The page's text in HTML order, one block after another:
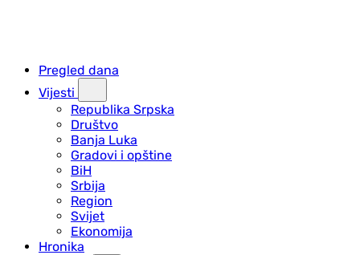
Pregled dana
Vijesti
Republika Srpska
Društvo
Banja Luka
Gradovi i opštine
BiH
Srbija
Region
Svijet
Ekonomija
Hronika